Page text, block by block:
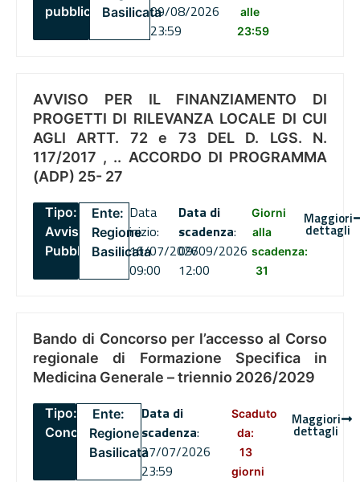
pubblico
Basilicata09/08/2026
23:59
alle
23:59
AVVISO PER IL FINANZIAMENTO DI
PROGETTI DI RILEVANZA LOCALE DI CUI
AGLI ARTT. 72 e 73 DEL D. LGS. N.
117/2017 , .. ACCORDO DI PROGRAMMA
(ADP) 25- 27
Tipo:
Avviso
Pubblico
Ente:
Regione
Basilicata
Data
inizio:
16/07/2026
09:00
Data di
scadenza:
09/09/2026
12:00
Giorni
alla
scadenza:
31
Maggiori
dettagli
Bando di Concorso per l’accesso al Corso
regionale di Formazione Specifica in
Medicina Generale – triennio 2026/2029
Tipo:
Concorsi
Ente:
Regione
Basilicata
Data di
scadenza:
27/07/2026
23:59
Scaduto
da:
13
giorni
Maggiori
dettagli